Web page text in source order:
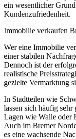
ein wesentlicher
Kundenzufriedenheit.
Immobilie verkaufen
Wer eine Immobilie
einer stabilen
Dennoch ist der
realistische
gezielte Vermarktung
In Stadtteilen wie
lassen sich häufig sehr
Lagen wie Walle oder
Auch im Bremer
es eine wachsende